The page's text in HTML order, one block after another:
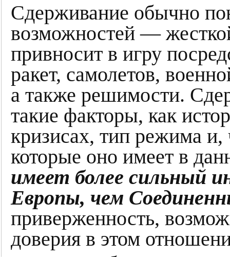
Сдерживание обычно
возможностей —
привносит в игру
ракет, самолетов,
а также решимости.
такие факторы, как
кризисах, тип режима и,
которые оно имеет в
имеет более сильный
Европы, чем
приверженность,
доверия в этом